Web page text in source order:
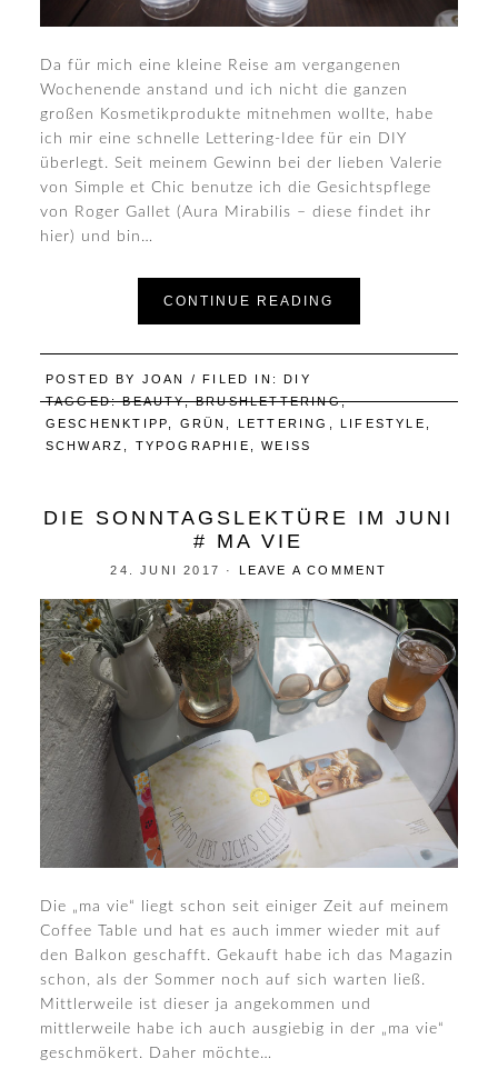
Da für mich eine kleine Reise am vergangenen
Wochenende anstand und ich nicht die ganzen
großen Kosmetikprodukte mitnehmen wollte, habe
ich mir eine schnelle Lettering-Idee für ein DIY
überlegt. Seit meinem Gewinn bei der lieben Valerie
von Simple et Chic benutze ich die Gesichtspflege
von Roger Gallet (Aura Mirabilis – diese findet ihr
hier) und bin…
CONTINUE READING
POSTED BY JOAN / FILED IN:DIY
TAGGED:BEAUTY,BRUSHLETTERING,
GESCHENKTIPP
GRÜN LETTERING ,LIFESTYLE
SCHWARZ
TYPOGRAPHIE ,WEISS
DIE SONNTAGSLEKTÜRE IM JUNI
# MA VIE
24. JUNI 2017 · LEAVE A COMMENT
Die „ma vie“ liegt schon seit einiger Zeit auf meinem
Coffee Table und hat es auch immer wieder mit auf
den Balkon geschafft. Gekauft habe ich das Magazin
schon, als der Sommer noch auf sich warten ließ.
Mittlerweile ist dieser ja angekommen und
mittlerweile habe ich auch ausgiebig in der „ma vie“
geschmökert. Daher möchte…